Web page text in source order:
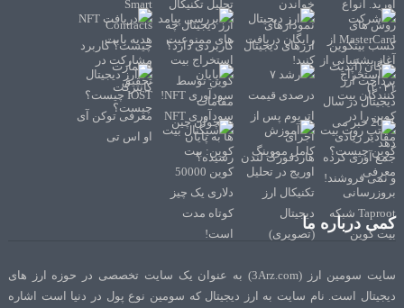
کمی درباره ما
سایت سومین ارز (3Arz.com) به عنوان یک سایت تخصصی در حوزه ارز های
دیجیتال است. نام سایت به ارز دیجیتال که سومین نوع پول در دنیا است اشاره